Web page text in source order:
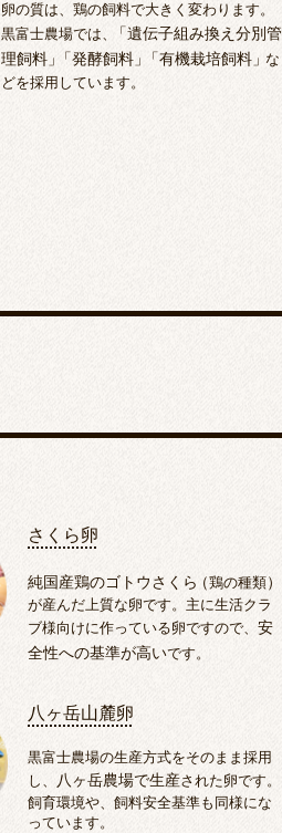
卵の質は、鶏の飼料で大きく変わります。
黒富士農場では、
「 遺伝子組み換え分別管
理飼料 」 「発酵飼料 」 「 有機栽培飼料」な
どを採用しています。
さくら卵
純国産鶏のゴトウさくら（鶏の種類）
が産んだ上質な卵です。主に生活クラ
ブ様向けに作っている卵ですので、安
全性への基準が高いです。
八ヶ岳山麓卵
黒富士農場の生産方式をそのまま採用
し、 八ヶ岳農場で生産された卵です。
飼育環境や、飼料安全基準も同様にな
っています。